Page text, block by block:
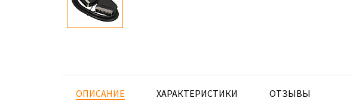
ОПИСАНИЕ ХАРАКТЕРИСТИКИ ОТЗЫВЫ